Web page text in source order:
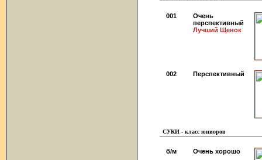
001
Очень
перспективный
Лучший Щенок
002 Перспективный
СУКИ - класс юниоров
б/м Очень хорошо